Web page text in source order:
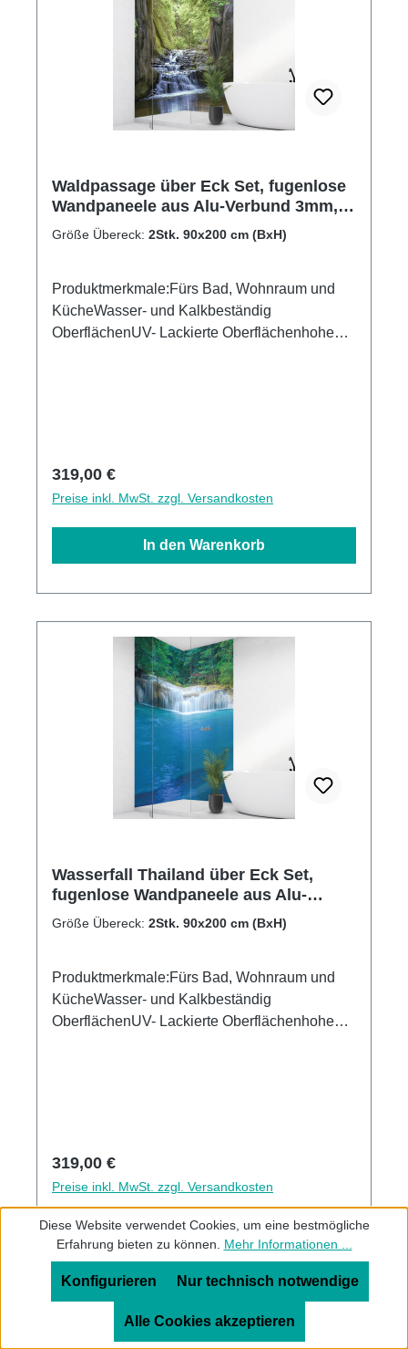
Waldpassage über Eck Set, fugenlose
Wandpaneele aus Alu-Verbund 3mm,
Duschrückwand
Größe Übereck: 2Stk. 90x200 cm (BxH)
Produktmerkmale:Fürs Bad, Wohnraum und
KücheWasser- und Kalkbeständig
OberflächenUV- Lackierte Oberflächenhohe
Regulärer Preis:
319,00 €
Preise inkl. MwSt. zzgl. Versandkosten
In den Warenkorb
Wasserfall Thailand über Eck Set,
fugenlose Wandpaneele aus Alu-
Verbund 3mm, Duschrückwand
Größe Übereck: 2Stk. 90x200 cm (BxH)
Produktmerkmale:Fürs Bad, Wohnraum und
KücheWasser- und Kalkbeständig
OberflächenUV- Lackierte Oberflächenhohe
Regulärer Preis:
319,00 €
Preise inkl. MwSt. zzgl. Versandkosten
In den Warenkorb
Diese Website verwendet Cookies, um eine bestmögliche
Erfahrung bieten zu können. Mehr Informationen ...
Nur technisch notwendige
Konfigurieren
Alle Cookies akzeptieren